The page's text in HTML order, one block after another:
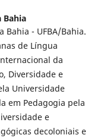
Bahia
Bahia - UFBA/Bahia.
de Língua
da
Diversidade e
Universidade
em Pedagogia pela
e
decoloniais e